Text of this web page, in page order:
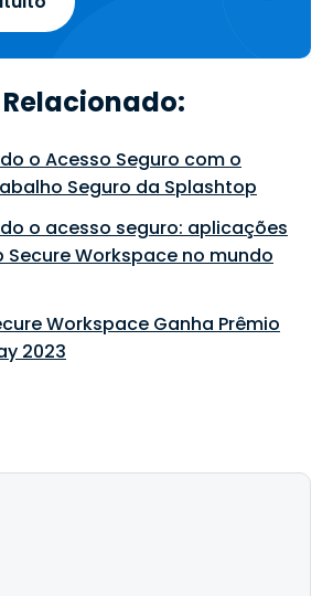
o Acesso Seguro com o
Seguro da Splashtop
o acesso seguro: aplicações
Secure Workspace no mundo
Workspace Ganha Prêmio
2023